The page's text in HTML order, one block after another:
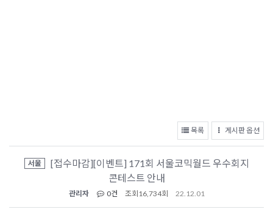
목록 게시판 옵션
서울
[접수마감][이벤트] 171회 서울코믹월드 우수회지
콘테스트 안내
관리자 0건 조회 16,734회 22.12.01